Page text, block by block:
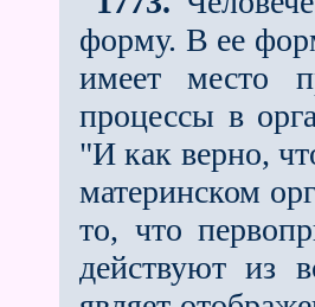
форму. В ее
имеет место
процессы в
"И как верно,
материнском
то, что
действуют из